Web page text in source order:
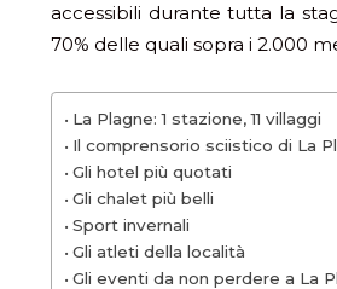
accessibili durante tutta la
70% delle quali sopra i 2.000
La Plagne: 1 stazione, 11 villaggi
Il comprensorio sciistico di La
Gli hotel più quotati
Gli chalet più belli
Sport invernali
Gli atleti della località
Gli eventi da non perdere a La